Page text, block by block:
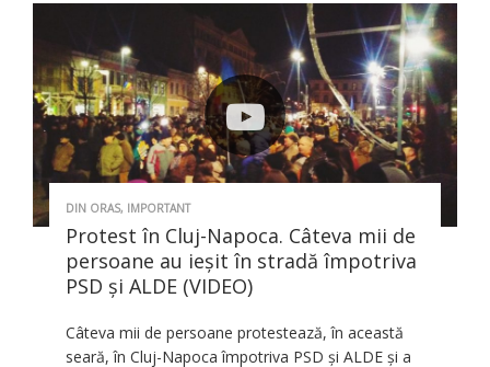
DIN ORAS, IMPORTANT
Protest în Cluj-Napoca. Câteva mii de
persoane au ieşit în stradă împotriva
PSD şi ALDE (VIDEO)
Câteva mii de persoane protestează, în această
seară, în Cluj-Napoca împotriva PSD şi ALDE şi a